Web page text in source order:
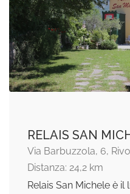
RELAIS SAN
Via Barbuzzola, 6,
Distanza: 24,2 km
Relais San Michele è